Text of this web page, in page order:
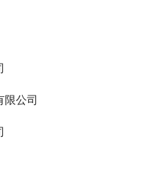
限公司